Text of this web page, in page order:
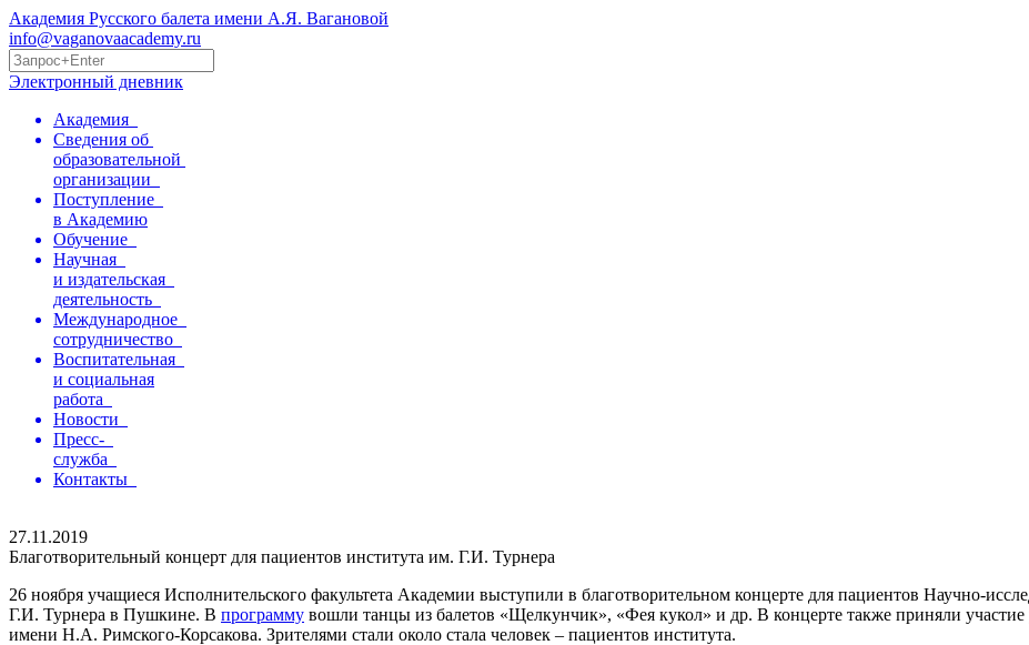
Академия Русского балета имени А.Я. Вагановой
info@vaganovaacademy.ru
Электронный дневник
Академия
Сведения об
образовательной
организации
Поступление
в Академию
Обучение
Научная
и издательская
деятельность
Международное
сотрудничество
Воспитательная
и социальная
работа
Новости
Пресс-
служба
Контакты
27.11.2019
Благотворительный концерт для пациентов института им. Г.И. Турнера
26 ноября учащиеся Исполнительского факультета Академии выступили в благотворительном концерте для пациентов Научно-
Г.И. Турнера в Пушкине. В программу вошли танцы из балетов «Щелкунчик», «Фея кукол» и др. В концерте также приняли
имени Н.А. Римского-Корсакова. Зрителями стали около стала человек – пациентов института.